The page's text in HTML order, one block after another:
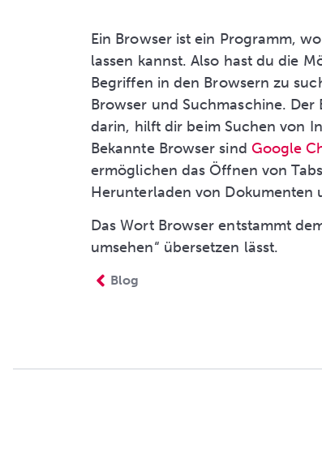
Ein Browser ist ein Programm,
lassen kannst. Also hast du die
Begriffen in den Browsern zu
Browser und Suchmaschine.
darin, hilft dir beim Suchen von
Bekannte Browser sind Google
ermöglichen das Öffnen von
Herunterladen von Dokumenten
Das Wort Browser entstammt
umsehen“ übersetzen lässt.
Blog